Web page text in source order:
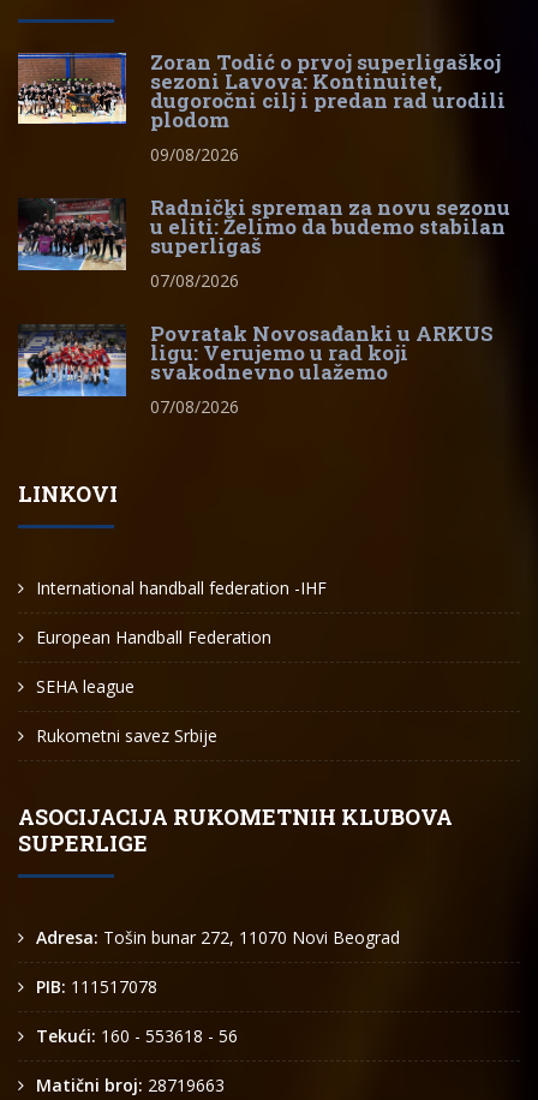
Zoran Todić o prvoj superligaškoj
sezoni Lavova: Kontinuitet,
dugoročni cilj i predan rad urodili
plodom
09/08/2026
Radnički spreman za novu sezonu
u eliti: Želimo da budemo stabilan
superligaš
07/08/2026
Povratak Novosađanki u ARKUS
ligu: Verujemo u rad koji
svakodnevno ulažemo
07/08/2026
LINKOVI
International handball federation -IHF
European Handball Federation
SEHA league
Rukometni savez Srbije
ASOCIJACIJA RUKOMETNIH KLUBOVA
SUPERLIGE
Adresa: Tošin bunar 272, 11070 Novi Beograd
PIB: 111517078
Tekući: 160 - 553618 - 56
Matični broj: 28719663